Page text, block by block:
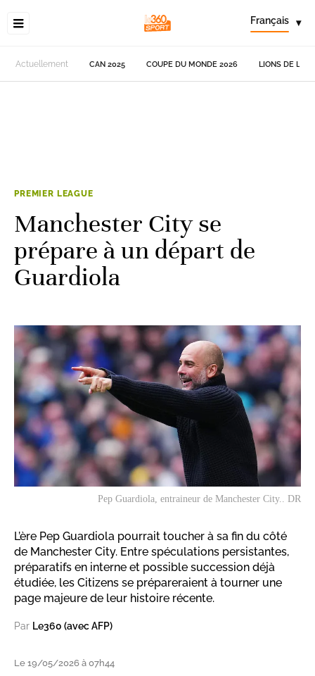
Français ▾
Actuellement CAN 2025 COUPE DU MONDE 2026 LIONS DE
PREMIER LEAGUE
Manchester City se
prépare à un départ de
Guardiola
Pep Guardiola, entraineur de Manchester City.. DR
L’ère Pep Guardiola pourrait toucher à sa fin du côté
de Manchester City. Entre spéculations persistantes,
préparatifs en interne et possible succession déjà
étudiée, les Citizens se prépareraient à tourner une
page majeure de leur histoire récente.
Par Le360 (avec AFP)
Le 19/05/2026 à 07h44